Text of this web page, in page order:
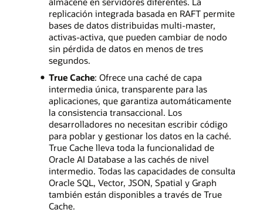
replicación integrada basada en RAFT permite
bases de datos distribuidas multi-master,
activas-activa, que pueden cambiar de nodo
sin pérdida de datos en menos de tres
segundos.
True Cache: Ofrece una caché de capa
intermedia única, transparente para las
aplicaciones, que garantiza automáticamente
la consistencia transaccional. Los
desarrolladores no necesitan escribir código
para poblar y gestionar los datos en la caché.
True Cache lleva toda la funcionalidad de
Oracle AI Database a las cachés de nivel
intermedio. Todas las capacidades de consulta
Oracle SQL, Vector, JSON, Spatial y Graph
también están disponibles a través de True
Cache.